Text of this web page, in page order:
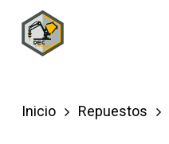
Inicio Repuestos